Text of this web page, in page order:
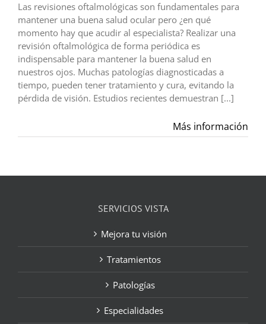
Las revisiones oftalmológicas son fundamentales para
mantener una buena salud ocular pero ¿en qué
momento hay que acudir al especialista? Realizar una
revisión oftalmológica de forma periódica es
indispensable para mantener la buena salud en
nuestros ojos. Muchas patologías diagnosticadas a
tiempo, pueden tener tratamiento y cura, evitando la
pérdida de visión. Estudios recientes demuestran [...]
Más información
SERVICIOS VISTA
Mejora tu visión
Tratamientos
Patologías
Especialidades